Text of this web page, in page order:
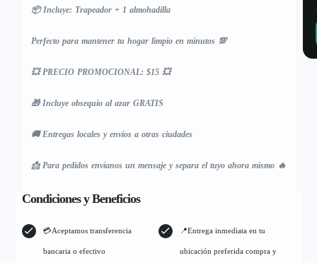
📦 Incluye: Trapeador + 1 almohadilla
Perfecto para mantener tu hogar limpio en minutos 💯
💥 PRECIO PROMOCIONAL: $15 💥
🎁 Incluye obsequio al azar GRATIS
🚚 Entregas locales y envíos a otras ciudades
📩 Para pedidos envíanos un mensaje y separa el tuyo ahora mismo 🔥
Condiciones y Beneficios
💳Aceptamos transferencia
bancaria o efectivo
📍Entrega inmediata en tu
ubicación preferida compra y